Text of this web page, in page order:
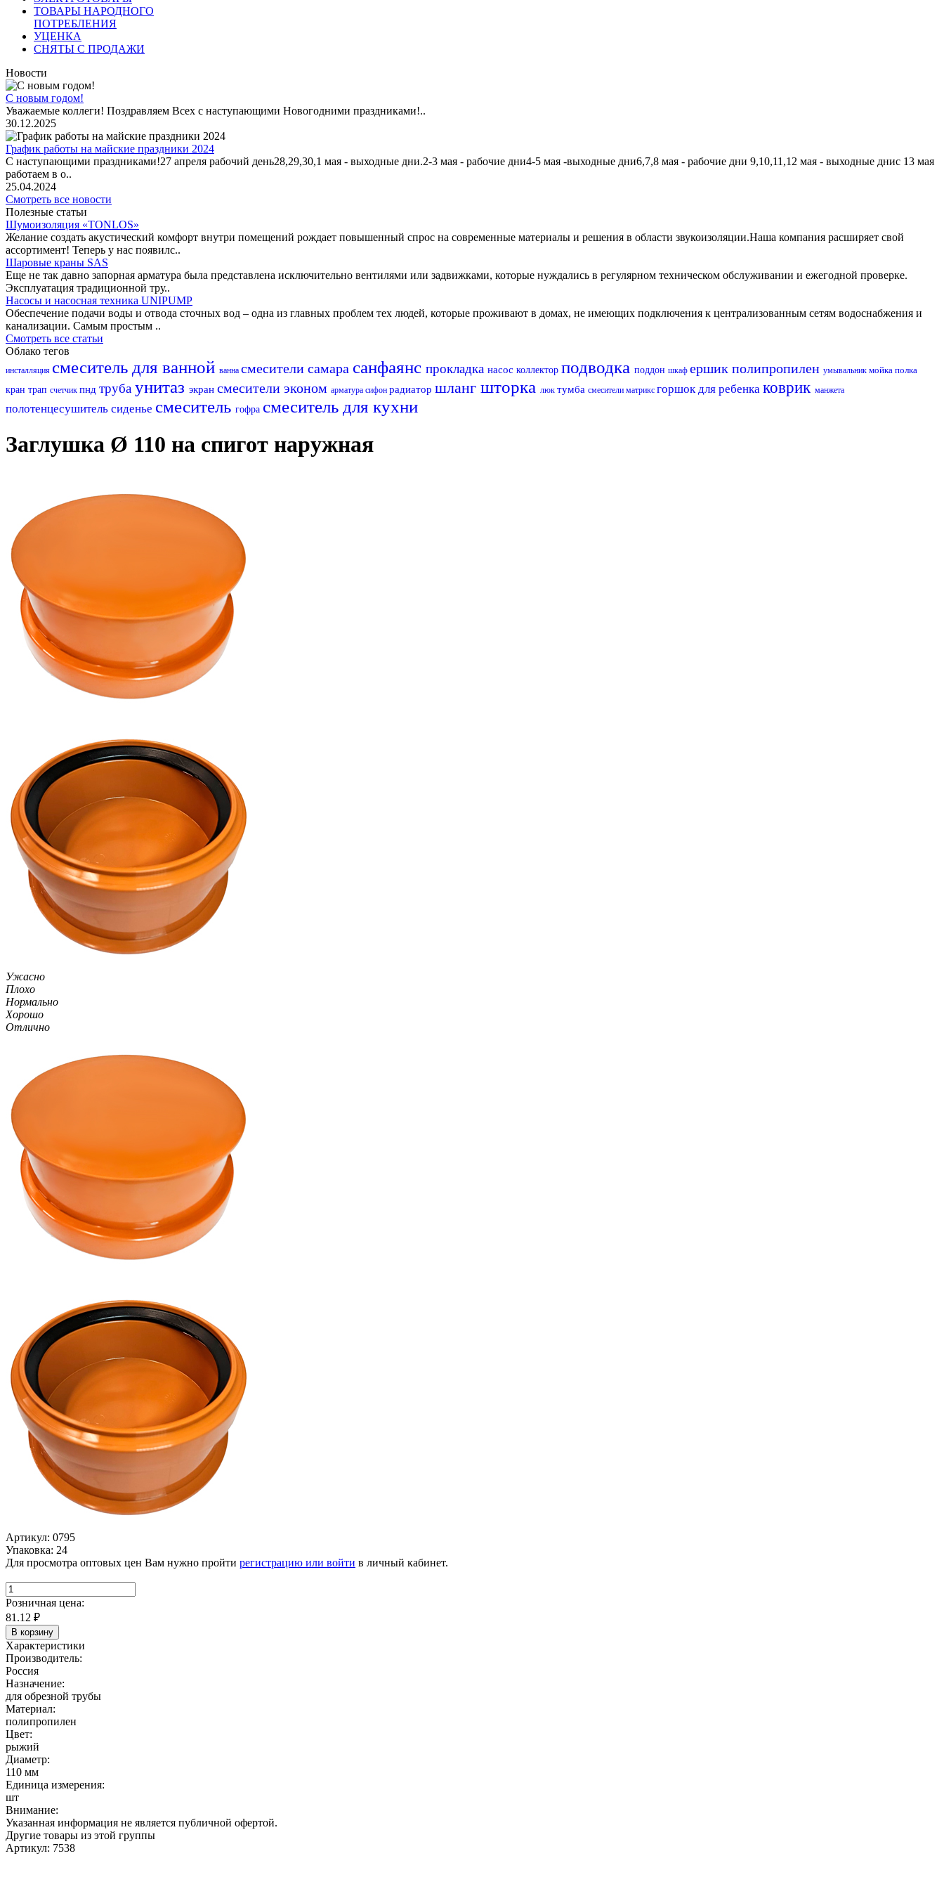
ТОВАРЫ НАРОДНОГО
ПОТРЕБЛЕНИЯ
УЦЕНКА
СНЯТЫ С ПРОДАЖИ
Новости
С новым годом!
Уважаемые коллеги! Поздравляем Всех с наступающими Новогодними праздниками!..
30.12.2025
График работы на майские праздники 2024
С наступающими праздниками!27 апреля рабочий день28,29,30,1 мая - выходные дни.2-3 мая - рабочие дни4-5 мая -выходные дни6,7,8 мая - рабочие дни 9,10,11,12 мая - выходные днис 13 мая
работаем в о..
25.04.2024
Смотреть все новости
Полезные статьи
Шумоизоляция «TONLOS»
Желание создать акустический комфорт внутри помещений рождает повышенный спрос на современные материалы и решения в области звукоизоляции.Наша компания расширяет свой
ассортимент! Теперь у нас появилс..
Шаровые краны SAS
Еще не так давно запорная арматура была представлена исключительно вентилями или задвижками, которые нуждались в регулярном техническом обслуживании и ежегодной проверке.
Эксплуатация традиционной тру..
Насосы и насосная техника UNIPUMP
Обеспечение подачи воды и отвода сточных вод – одна из главных проблем тех людей, которые проживают в домах, не имеющих подключения к централизованным сетям водоснабжения и
канализации. Самым простым ..
Смотреть все статьи
Облако тегов
инсталляция смеситель для ванной ванна смесители самара санфаянс прокладка насос коллектор подводка поддон шкаф ершик полипропилен умывальник мойка полка
кран трап счетчик пнд труба унитаз экран смесители эконом арматура сифон радиатор шланг шторка люк тумба смесители матрикс горшок для ребенка коврик манжета
полотенцесушитель сиденье смеситель гофра смеситель для кухни
Заглушка Ø 110 на спигот наружная
Ужасно
Плохо
Нормально
Хорошо
Отлично
Артикул: 0795
Упаковка: 24
Для просмотра оптовых цен Вам нужно пройти регистрацию или войти в личный кабинет.
Розничная цена:
81.12 ₽
В корзину
Характеристики
Производитель:
Россия
Назначение:
для обрезной трубы
Материал:
полипропилен
Цвет:
рыжий
Диаметр:
110 мм
Единица измерения:
шт
Внимание:
Указанная информация не является публичной офертой.
Другие товары из этой группы
Артикул: 7538